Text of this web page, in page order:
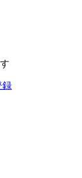
録